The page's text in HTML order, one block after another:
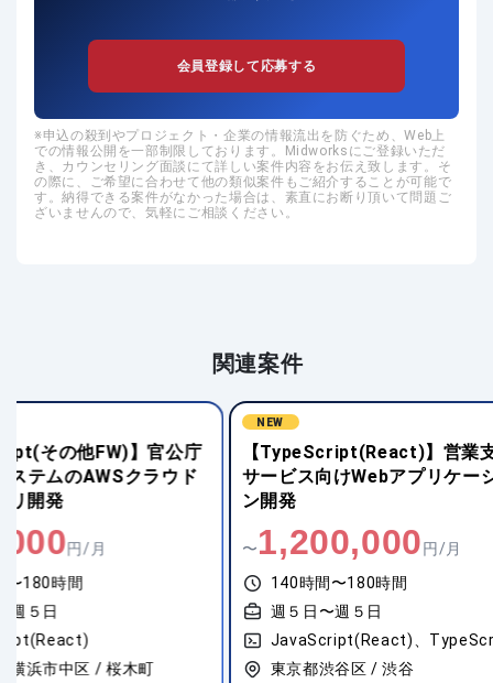
会員登録して応募する
申込の殺到やプロジェクト・企業の情報流出を防ぐため、Web上
での情報公開を一部制限しております。Midworksにご登録いただ
き、カウンセリング面談にて詳しい案件内容をお伝え致します。そ
の際に、ご希望に合わせて他の類似案件もご紹介することが可能で
す。納得できる案件がなかった場合は、素直にお断り頂いて問題ご
ざいませんので、気軽にご相談ください。
関連案件
【TypeScript(React)】営業支援AI
サービス向けWebアプリケーショ
ン開発
〜1,200,000
円/月
140時間〜180時間
JavaScript(React)、TypeScript
東京都渋谷区 / 渋谷
【
ービス向けWeb
〜
140時間〜180
神奈川県横浜